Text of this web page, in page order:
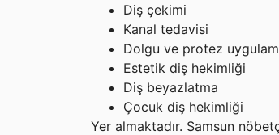
Diş çekimi
Kanal tedavisi
Dolgu ve protez
Estetik diş hekimliği
Diş beyazlatma
Çocuk diş hekimliği
Yer almaktadır. Samsun